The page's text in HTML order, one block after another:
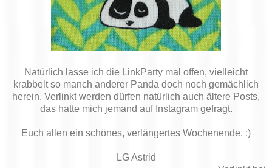
Natürlich lasse ich die LinkParty mal offen, vielleicht
krabbelt so manch anderer Panda doch noch gemächlich
herein. Verlinkt werden dürfen natürlich auch ältere Posts,
das hatte mich jemand auf Instagram gefragt.
Euch allen ein schönes, verlängertes Wochenende. :)
LG Astrid